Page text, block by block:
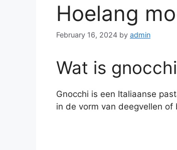
Hoelang
February 16, 2024 by admin
Wat is
Gnocchi is een Italiaanse
in de vorm van deegvellen